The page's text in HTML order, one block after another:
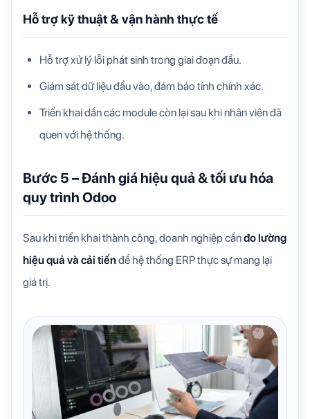
Hỗ trợ kỹ thuật & vận hành thực tế
Hỗ trợ xử lý lỗi phát sinh trong giai đoạn đầu.
Giám sát dữ liệu đầu vào, đảm bảo tính chính xác.
Triển khai dần các module còn lại sau khi nhân viên đã
quen với hệ thống.
Bước 5 – Đánh giá hiệu quả & tối ưu hóa
quy trình Odoo
Sau khi triển khai thành công, doanh nghiệp cầnđo lường
hiệu quả và cải tiếnđể hệ thống ERP thực sự mang lại
giá trị.